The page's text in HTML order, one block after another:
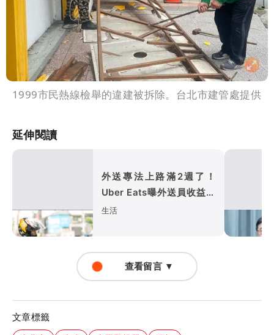
1999市民熱線檢舉的違建被拆除。台北市建管處提供
延伸閱讀
外送專法上路滿2週了！
Uber Eats曝外送員收益變
化
生活
查看留言 ▼
文章標籤